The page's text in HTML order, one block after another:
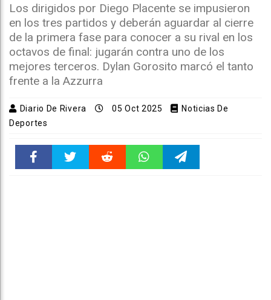
Los dirigidos por Diego Placente se impusieron
en los tres partidos y deberán aguardar al cierre
de la primera fase para conocer a su rival en los
octavos de final: jugarán contra uno de los
mejores terceros. Dylan Gorosito marcó el tanto
frente a la Azzurra
Diario De Rivera 05 Oct 2025
Noticias De
Deportes